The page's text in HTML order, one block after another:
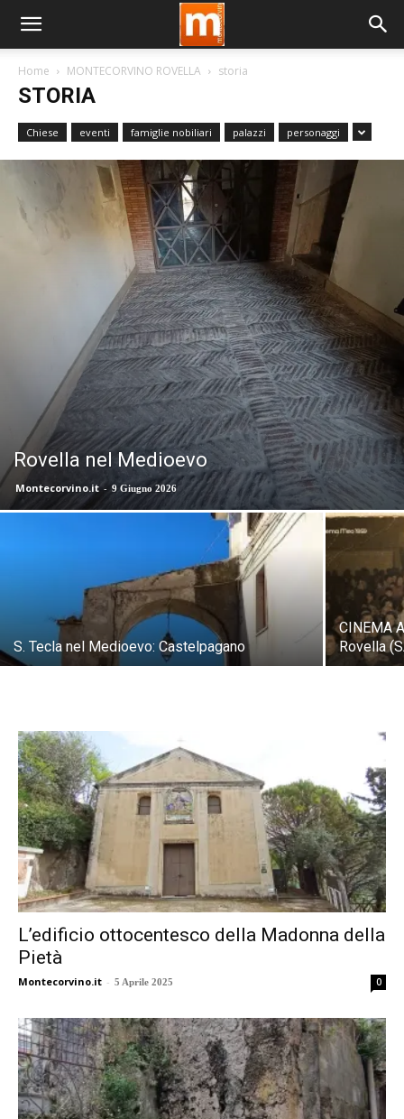
Home MONTECORVINO ROVELLA storia
STORIA
Chiese eventi famiglie nobiliari palazzi personaggi
Rovella nel Medioevo
Montecorvino.it - 9 Giugno 2026
S. Tecla nel Medioevo: Castelpagano
CINEMA
Rovella
L’edificio ottocentesco della Madonna della
Pietà
Montecorvino.it - 5 Aprile 2025 0